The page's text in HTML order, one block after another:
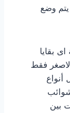
يتم وضع
بقايا
فقط
أنواع
بين